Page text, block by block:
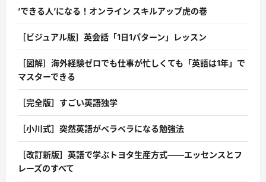
’できる人’になる！オンライン スキルアップ虎の巻
［ビジュアル版］英会話「1日1パターン」レッスン
［図解］海外経験ゼロでも仕事が忙しくても「英語は1年」で
マスターできる
［完全版］すごい英語独学
［小川式］突然英語がペラペラになる勉強法
［改訂新版］英語で学ぶトヨタ生産方式――エッセンスとフ
レーズのすべて